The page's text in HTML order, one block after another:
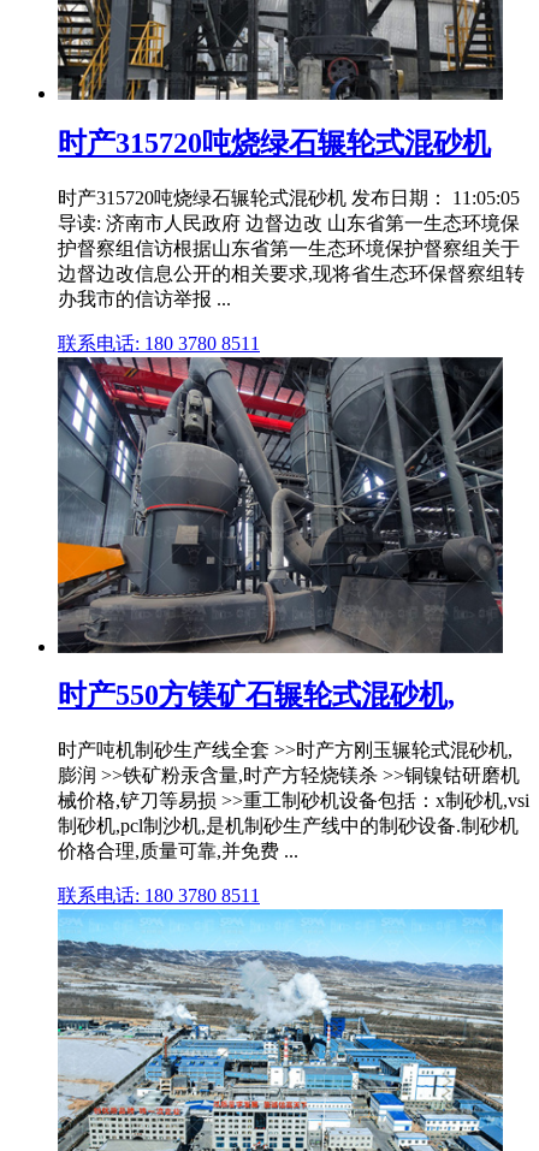
时产315720吨烧绿石辗轮式混砂机
时产315720吨烧绿石辗轮式混砂机 发布日期： 11:05:05
导读: 济南市人民政府 边督边改 山东省第一生态环境保
护督察组信访根据山东省第一生态环境保护督察组关于
边督边改信息公开的相关要求,现将省生态环保督察组转
办我市的信访举报 ...
联系电话: 180 3780 8511
时产550方镁矿石辗轮式混砂机,
时产吨机制砂生产线全套 >>时产方刚玉辗轮式混砂机,
膨润 >>铁矿粉汞含量,时产方轻烧镁杀 >>铜镍钴研磨机
械价格,铲刀等易损 >>重工制砂机设备包括：x制砂机,vsi
制砂机,pcl制沙机,是机制砂生产线中的制砂设备.制砂机
价格合理,质量可靠,并免费 ...
联系电话: 180 3780 8511